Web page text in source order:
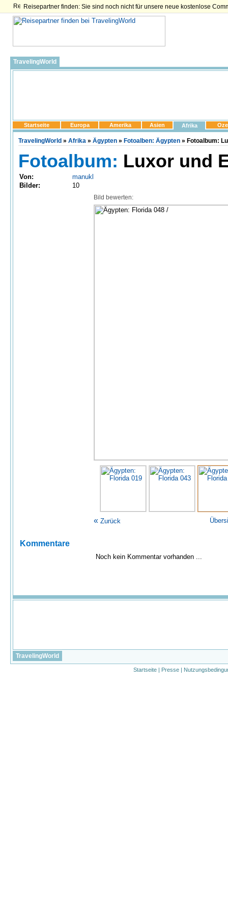
Reisepartner finden: Sie sind noch nicht für unsere neue kostenlose
TravelingWorld
Startseite Europa Amerika Asien Afrika
TravelingWorld » Afrika » Ägypten » Fotoalben: Ägypten » Fotoalbum:
Fotoalbum: Luxor und
Von:
manukl
Bilder:
10
Bild bewerten:
« Zurück
Kommentare
Noch kein Kommentar vorhanden ...
TravelingWorld
Startseite | Presse |